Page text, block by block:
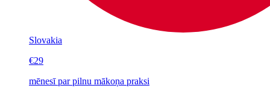
Slovakia
€29
mēnesī par pilnu mākoņa praksi